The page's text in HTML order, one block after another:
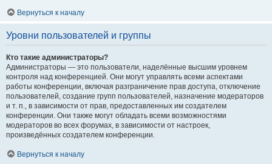
Вернуться к началу
Уровни пользователей и группы
Кто такие администраторы?
Администраторы — это пользователи, наделённые высшим уровнем
контроля над конференцией. Они могут управлять всеми аспектами
работы конференции, включая разграничение прав доступа, отключение
пользователей, создание групп пользователей, назначение модераторов
и т. п., в зависимости от прав, предоставленных им создателем
конференции. Они также могут обладать всеми возможностями
модераторов во всех форумах, в зависимости от настроек,
произведённых создателем конференции.
Вернуться к началу